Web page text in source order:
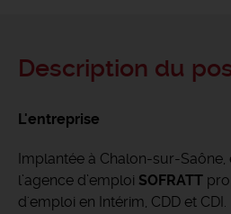
Description du
L'entreprise
Implantée à Chalon-sur-Saône,
l’agence d’emploi SOFRATT
d'emploi en Intérim, CDD et CDI.